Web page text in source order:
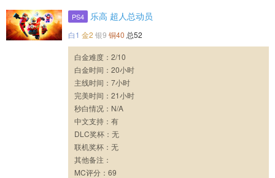
PS4 乐高 超人总动员
白1 金2 银9 铜40 总52
白金难度：2/10
白金时间：20小时
主线时间：7小时
完美时间：21小时
秒白情况：N/A
中文支持：有
DLC奖杯：无
联机奖杯：无
其他备注：
MC评分：69